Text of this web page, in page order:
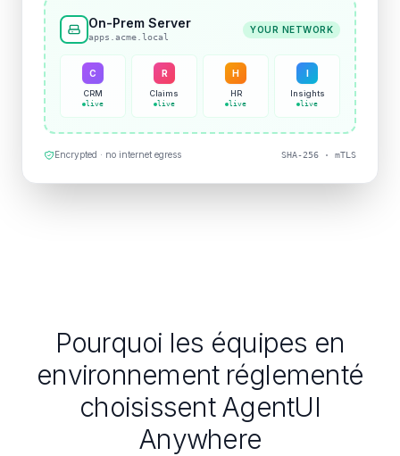
On-Prem Server
apps.acme.local
YOUR NETWORK
C
CRM
live
R
Claims
live
H
HR
live
I
Insights
live
Encrypted · no internet egress SHA-256 · mTLS
Pourquoi les équipes en
environnement réglementé
choisissent AgentUI
Anywhere